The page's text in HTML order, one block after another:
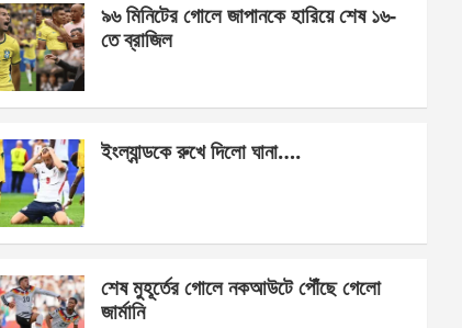
৯৬ মিনিটের গোলে জাপানকে হারিয়ে শেষ ১৬-
তে ব্রাজিল
ইংল্যান্ডকে রুখে দিলো ঘানা….
শেষ মুহূর্তের গোলে নকআউটে পৌঁছে গেলো
জার্মানি